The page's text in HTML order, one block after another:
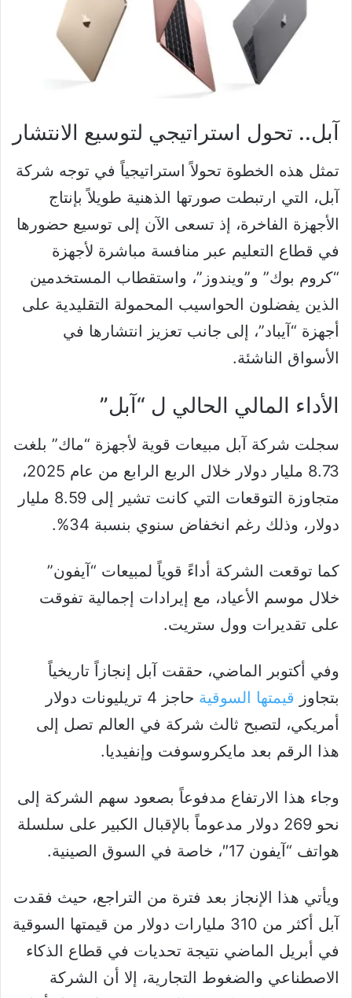
آبل.. تحول استراتيجي لتوسيع الانتشار
تمثل هذه الخطوة تحولاً استراتيجياً في توجه شركة
آبل، التي ارتبطت صورتها الذهنية طويلاً بإنتاج
الأجهزة الفاخرة، إذ تسعى الآن إلى توسيع حضورها
في قطاع التعليم عبر منافسة مباشرة لأجهزة
“كروم بوك” و”ويندوز”، واستقطاب المستخدمين
الذين يفضلون الحواسيب المحمولة التقليدية على
أجهزة “آيباد”، إلى جانب تعزيز انتشارها في
الأسواق الناشئة.
الأداء المالي الحالي ل “آبل”
سجلت شركة آبل مبيعات قوية لأجهزة “ماك” بلغت
8.73 مليار دولار خلال الربع الرابع من عام 2025،
متجاوزة التوقعات التي كانت تشير إلى 8.59 مليار
دولار، وذلك رغم انخفاض سنوي بنسبة 34%.
كما توقعت الشركة أداءً قوياً لمبيعات “آيفون”
خلال موسم الأعياد، مع إيرادات إجمالية تفوقت
على تقديرات وول ستريت.
وفي أكتوبر الماضي، حققت آبل إنجازاً تاريخياً
بتجاوز قيمتها السوقية
حاجز 4 تريليونات دولار
أمريكي، لتصبح ثالث شركة في العالم تصل إلى
هذا الرقم بعد مايكروسوفت وإنفيديا.
وجاء هذا الارتفاع مدفوعاً بصعود سهم الشركة إلى
نحو 269 دولار مدعوماً بالإقبال الكبير على سلسلة
هواتف “آيفون 17″، خاصة في السوق الصينية.
ويأتي هذا الإنجاز بعد فترة من التراجع، حيث فقدت
آبل أكثر من 310 مليارات دولار من قيمتها السوقية
في أبريل الماضي نتيجة تحديات في قطاع الذكاء
الاصطناعي والضغوط التجارية، إلا أن الشركة